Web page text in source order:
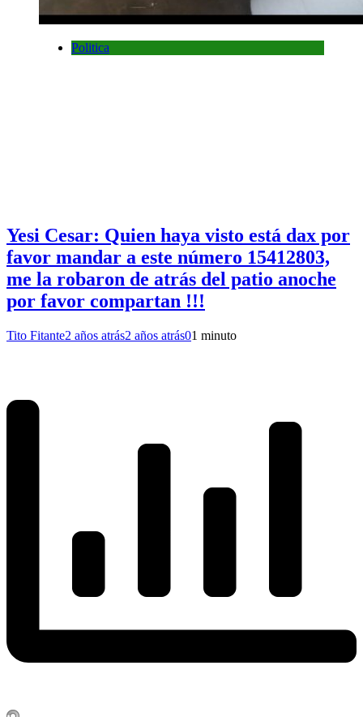
Politica
Yesi Cesar: Quien haya visto está dax por
favor mandar a este número 15412803,
me la robaron de atrás del patio anoche
por favor compartan !!!
Tito Fitante2 años atrás2 años atrás01 minuto